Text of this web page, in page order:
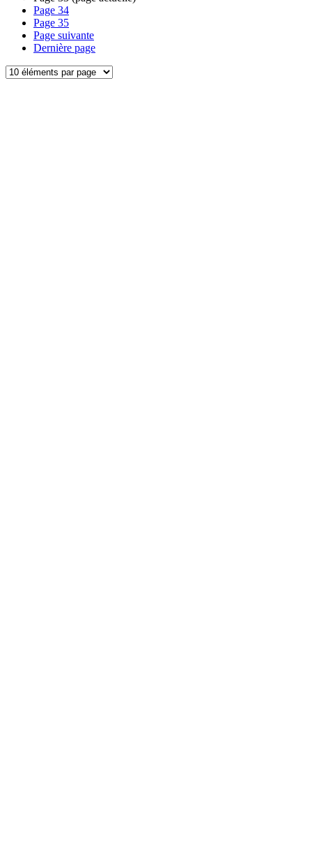
Page 34
Page 35
Page suivante
Dernière page